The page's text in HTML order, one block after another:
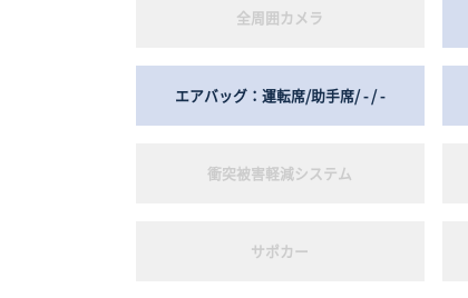
全周囲カメラ
エアバッグ：運転席/助手席/ - / -
衝突被害軽減システム
サポカー